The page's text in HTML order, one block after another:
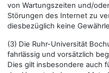
von Wartungszeiten und/
Störungen des Internet zu
diesbezüglich keine
(3) Die Ruhr-Universität
fahrlässig und vorsätzlich
Dies gilt insbesondere auch